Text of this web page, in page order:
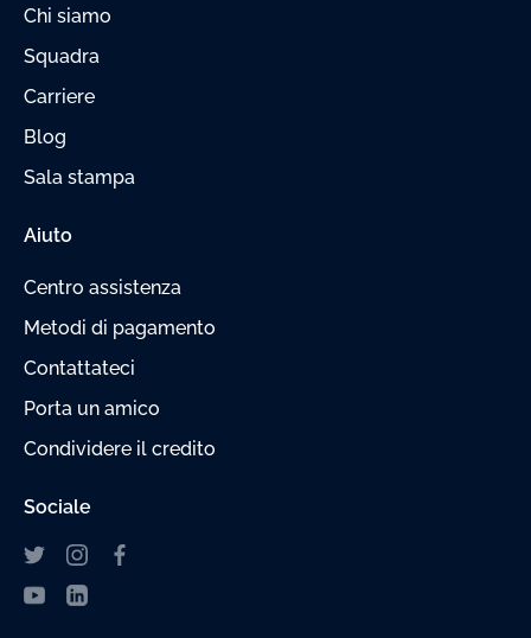
Chi siamo
Squadra
Carriere
Blog
Sala stampa
Aiuto
Centro assistenza
Metodi di pagamento
Contattateci
Porta un amico
Condividere il credito
Sociale